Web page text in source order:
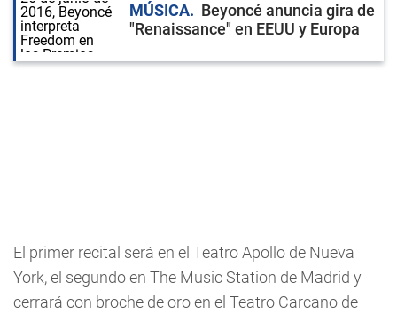
MÚSICA
Beyoncé anuncia gira de
"Renaissance" en EEUU y Europa
El primer recital será en el Teatro Apollo de Nueva
York, el segundo en The Music Station de Madrid y
cerrará con broche de oro en el Teatro Carcano de